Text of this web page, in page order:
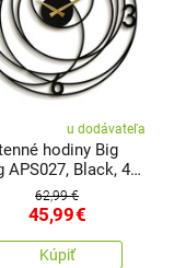
u dodávateľa
hodiny Big
APS027, Black, 49
62,99 €
45,99€
Kúpiť